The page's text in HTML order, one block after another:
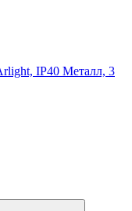
IP40 Металл, 3